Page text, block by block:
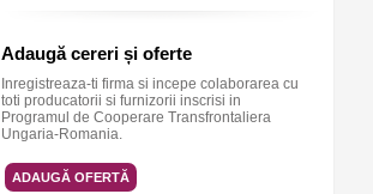
Adaugă cereri și oferte
Inregistreaza-ti firma si incepe colaborarea cu
toti producatorii si furnizorii inscrisi in
Programul de Cooperare Transfrontaliera
Ungaria-Romania.
ADAUGĂ OFERTĂ